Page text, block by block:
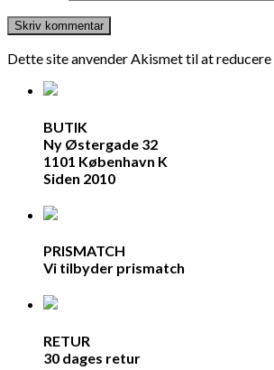
Dette site anvender Akismet til at reducere
BUTIK
Ny Østergade 32
1101 København K
Siden 2010
PRISMATCH
Vi tilbyder prismatch
RETUR
30 dages retur